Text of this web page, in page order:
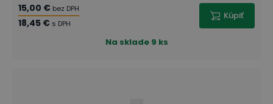
15,00 € bez DPH
18,45 € s DPH
Kúpiť
Na sklade 9 ks